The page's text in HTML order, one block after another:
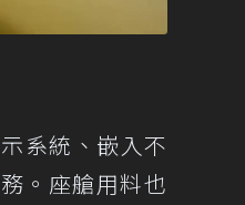
系統、嵌入不
。座艙用料也